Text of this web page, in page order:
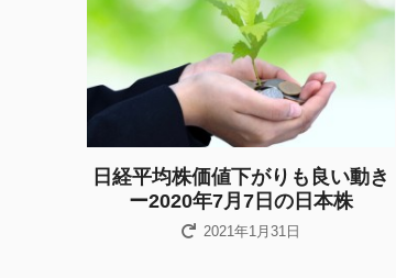
日経平均株価値下がりも良い動き
ー2020年7月7日の日本株
2021年1月31日